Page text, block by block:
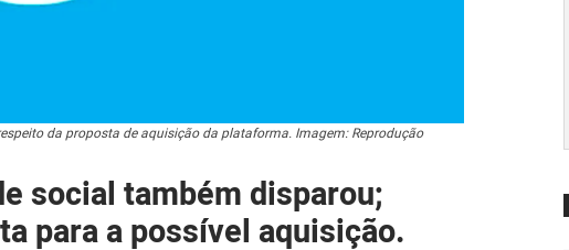
da proposta de aquisição da plataforma. Imagem: Reprodução
social também disparou;
para a possível aquisição.